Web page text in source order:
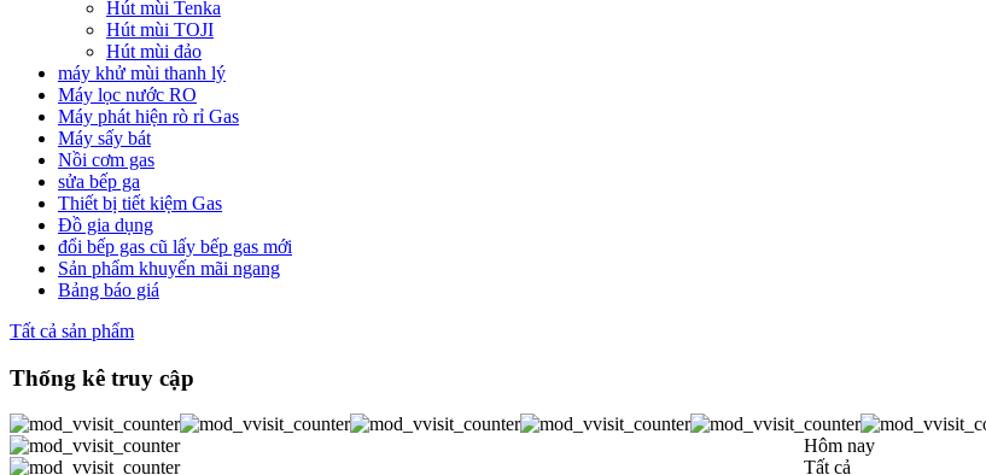
Hút mùi Tenka
Hút mùi TOJI
Hút mùi đảo
máy khử mùi thanh lý
Máy lọc nước RO
Máy phát hiện rò rỉ Gas
Máy sấy bát
Nồi cơm gas
sửa bếp ga
Thiết bị tiết kiệm Gas
Đồ gia dụng
đổi bếp gas cũ lấy bếp gas mới
Sản phẩm khuyến mãi ngang
Bảng báo giá
Tất cả sản phẩm
Thống kê truy cập
Hôm nay
Tất cả